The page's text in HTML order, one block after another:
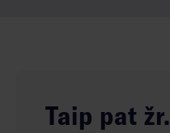
Taip pat žr.